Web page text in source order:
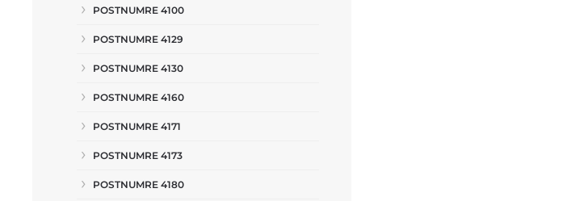
POSTNUMRE 4100
POSTNUMRE 4129
POSTNUMRE 4130
POSTNUMRE 4160
POSTNUMRE 4171
POSTNUMRE 4173
POSTNUMRE 4180